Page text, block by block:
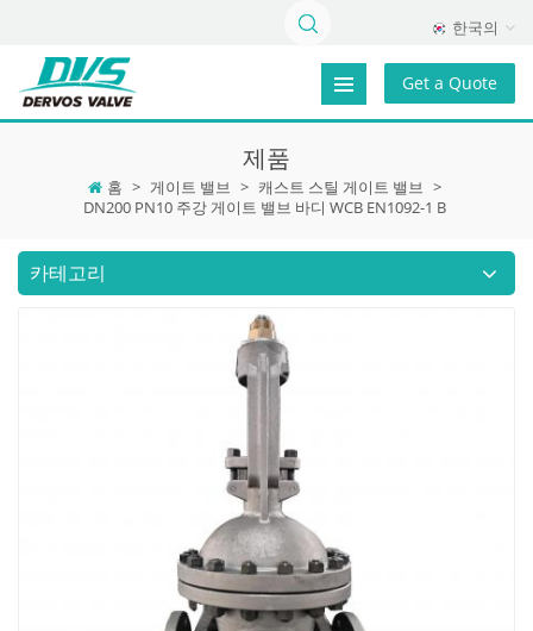
한국의
Get a Quote
제품
홈 > 게이트 밸브 > 캐스트 스틸 게이트 밸브 >
DN200 PN10 주강 게이트 밸브 바디 WCB EN1092-1 B
카테고리